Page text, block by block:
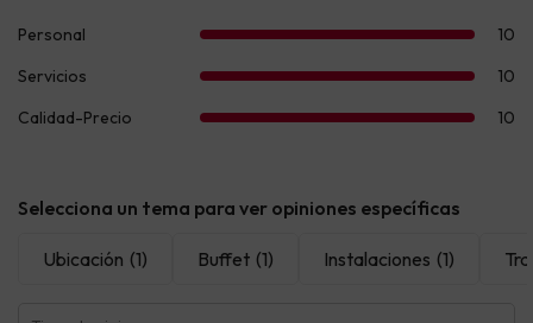
Selecciona un tema para ver opiniones específicas
Ubicación (1) Buffet (1) Instalaciones (1)